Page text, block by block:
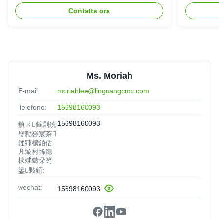
industriale
Contatta ora
Ms. Moriah
E-mail: moriahlee@linguangcmc.com
Telefono: 15698160093
鎮ㄨ鎵剧殑
璧勬簮宸茶
鍒犻櫎銆佸
凡鏇村悕鎴
栨殏鏃朵笉
鍙敤銆:
15698160093
wechat: 15698160093